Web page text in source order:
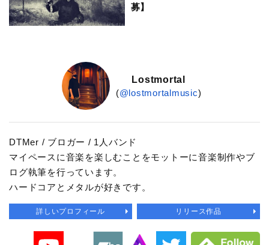
募】
Lostmortal
(@lostmortalmusic)
DTMer / ブロガー / 1人バンド
マイペースに音楽を楽しむことをモットーに音楽制作やブ
ログ執筆を行っています。
ハードコアとメタルが好きです。
詳しいプロフィール リリース作品